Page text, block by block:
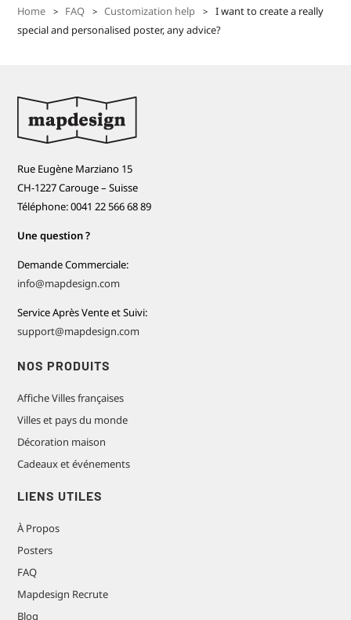
Home FAQ Customization help
I want to create a really
special and personalised poster, any advice?
Rue Eugène Marziano 15
CH-1227 Carouge – Suisse
Téléphone: 0041 22 566 68 89
Une question ?
Demande Commerciale:
info@mapdesign.com
Service Après Vente et Suivi:
support@mapdesign.com
NOS PRODUITS
Affiche Villes françaises
Villes et pays du monde
Décoration maison
Cadeaux et événements
LIENS UTILES
À Propos
Posters
FAQ
Mapdesign Recrute
Blog